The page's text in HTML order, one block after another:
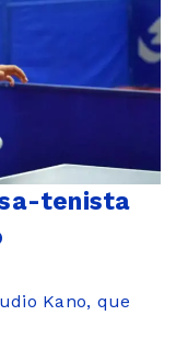
tenista
Kano, que